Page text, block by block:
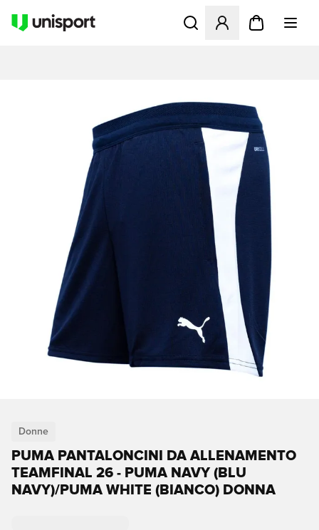
Apre una finestra modale
Donne
PUMA PANTALONCINI DA ALLENAMENTO
TEAMFINAL 26 - PUMA NAVY (BLU
NAVY)/PUMA WHITE (BIANCO) DONNA